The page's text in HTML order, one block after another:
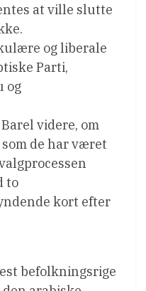
at ville slutte
og liberale
Parti,
og
videre, om
de har været
to
kort efter
befolkningsrige